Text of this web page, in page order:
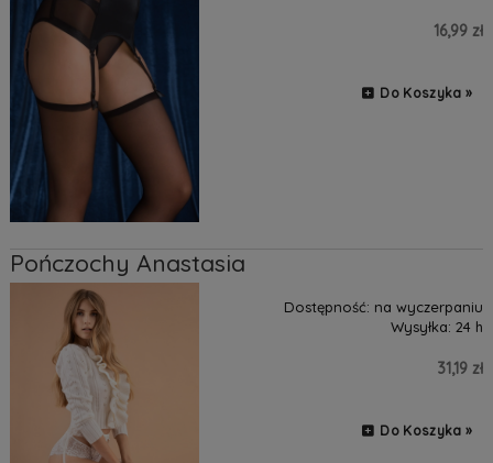
16,99 zł
Do Koszyka »
Pończochy Anastasia
Dostępność: na wyczerpaniu
Wysyłka: 24 h
31,19 zł
Do Koszyka »